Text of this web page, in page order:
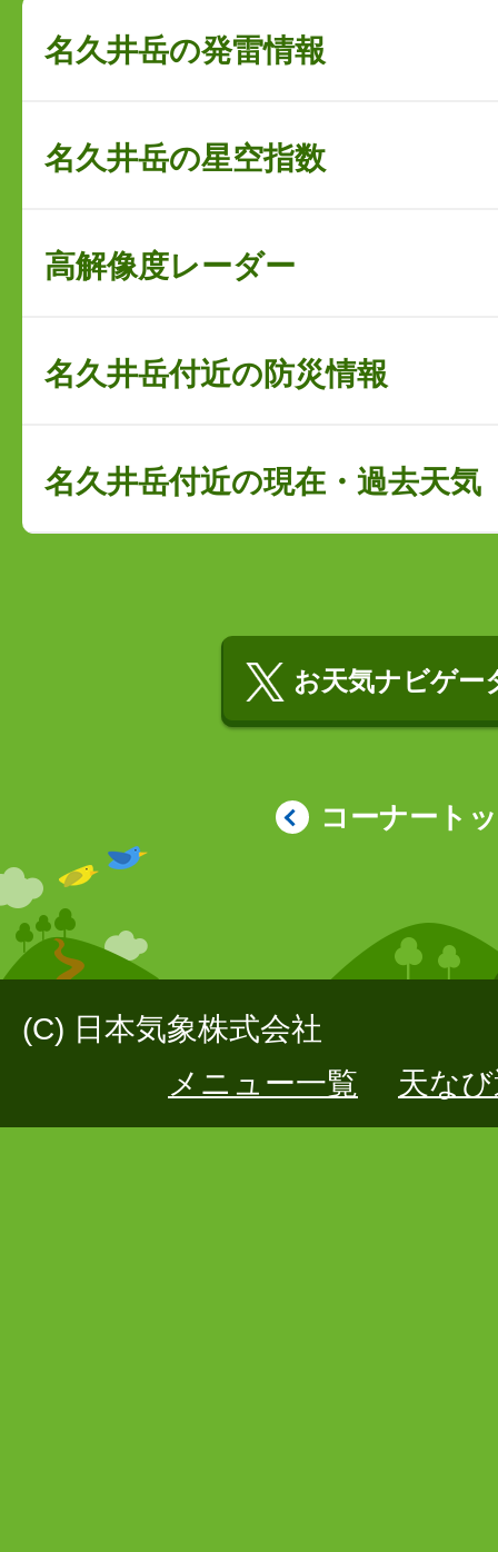
名久井岳の発雷情報
名久井岳の星空指数
高解像度レーダー
名久井岳付近の防災情報
名久井岳付近の現在・過去天気
お天気ナビゲー
コーナート
(C) 日本気象株式会社
メニュー一覧
天な